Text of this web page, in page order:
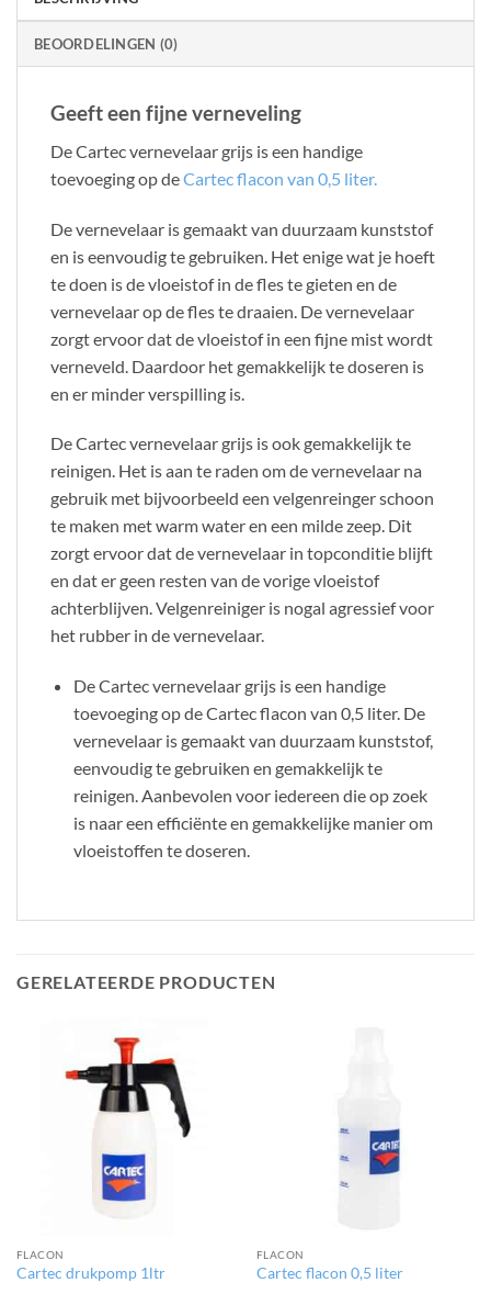
BEOORDELINGEN (0)
Geeft een fijne verneveling
De Cartec vernevelaar grijs is een handige
toevoeging op deCartec flacon van 0,5 liter.
De vernevelaar is gemaakt van duurzaam kunststof
en is eenvoudig te gebruiken. Het enige wat je hoeft
te doen is de vloeistof in de fles te gieten en de
vernevelaar op de fles te draaien. De vernevelaar
zorgt ervoor dat de vloeistof in een fijne mist wordt
verneveld. Daardoor het gemakkelijk te doseren is
en er minder verspilling is.
De Cartec vernevelaar grijs is ook gemakkelijk te
reinigen. Het is aan te raden om de vernevelaar na
gebruik met bijvoorbeeld een velgenreinger schoon
te maken met warm water en een milde zeep. Dit
zorgt ervoor dat de vernevelaar in topconditie blijft
en dat er geen resten van de vorige vloeistof
achterblijven. Velgenreiniger is nogal agressief voor
het rubber in de vernevelaar.
De Cartec vernevelaar grijs is een handige
toevoeging op de Cartec flacon van 0,5 liter. De
vernevelaar is gemaakt van duurzaam kunststof,
eenvoudig te gebruiken en gemakkelijk te
reinigen. Aanbevolen voor iedereen die op zoek
is naar een efficiënte en gemakkelijke manier om
vloeistoffen te doseren.
GERELATEERDE PRODUCTEN
FLACON
Cartec drukpomp 1ltr
FLACON
Cartec flacon 0,5 liter